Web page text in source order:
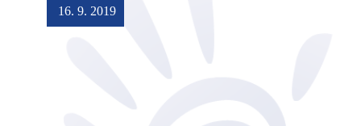
16. 9. 2019